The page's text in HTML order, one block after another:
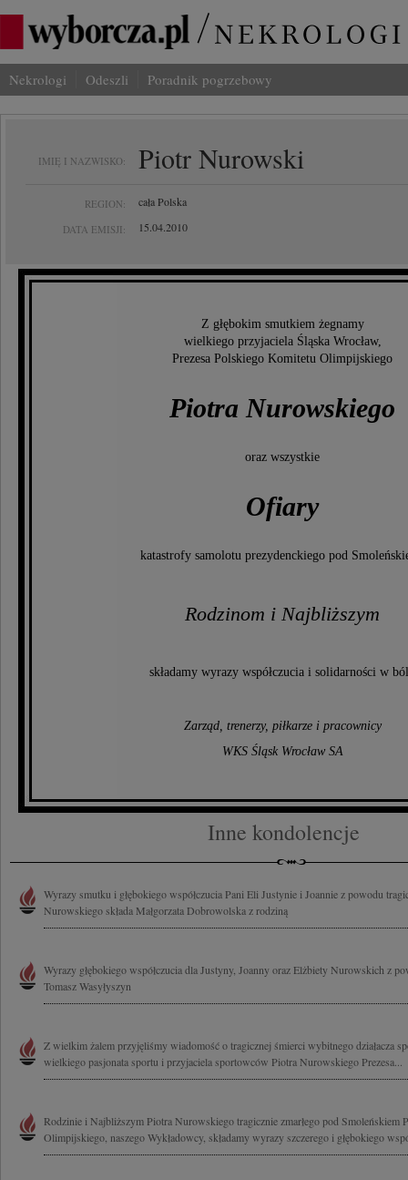
Nekrologi Odeszli Poradnik pogrzebowy
IMIĘ I NAZWISKO: Piotr Nurowski
REGION: cała Polska
DATA EMISJI: 15.04.2010
Z głębokim smutkiem żegnamy
wielkiego przyjaciela Śląska Wrocław,
Prezesa Polskiego Komitetu Olimpijskiego
Piotra Nurowskiego
oraz wszystkie
Ofiary
katastrofy samolotu prezydenckiego pod
Rodzinom i Najbliższym
składamy wyrazy współczucia i solidarności w
Zarząd, trenerzy, piłkarze i pracownicy
WKS Śląsk Wrocław SA
Inne kondolencje
Wyrazy smutku i głębokiego współczucia Pani Eli Justynie i Joannie z powodu
Nurowskiego składa Małgorzata Dobrowolska z rodziną
Wyrazy głębokiego współczucia dla Justyny, Joanny oraz Elżbiety Nurowskich z
Tomasz Wasyłyszyn
Z wielkim żalem przyjęliśmy wiadomość o tragicznej śmierci wybitnego działacza
wielkiego pasjonata sportu i przyjaciela sportowców Piotra Nurowskiego Prezesa...
Rodzinie i Najbliższym Piotra Nurowskiego tragicznie zmarłego pod Smoleńskiem
Olimpijskiego, naszego Wykładowcy, składamy wyrazy szczerego i głębokiego